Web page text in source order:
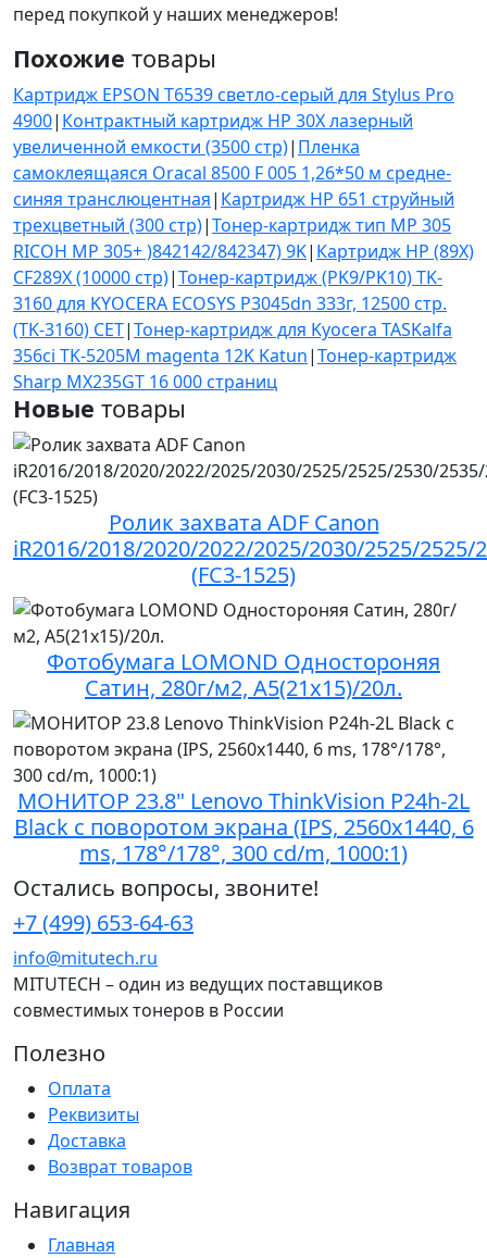
перед покупкой у наших менеджеров!
Похожие товары
Картридж EPSON T6539 светло-серый для Stylus Pro
4900| Контрактный картридж HP 30X лазерный
увеличенной емкости (3500 стр)| Пленка
самоклеящаяся Oracal 8500 F 005 1,26*50 м средне-
синяя транслюцентная| Картридж HP 651 струйный
трехцветный (300 стр)|Тонер-картридж тип MP 305
RICOH MP 305+ )842142/842347) 9K| Картридж HP (89X)
CF289X (10000 стр)|Тонер-картридж (PK9/PK10) TK-
3160 для KYOCERA ECOSYS P3045dn 333г, 12500 стр.
(TK-3160) CET|Тонер-картридж для Kyocera TASKalfa
356ci TK-5205M magenta 12K Katun|Тонер-картридж
Sharp MX235GT 16 000 страниц
Новые товары
Ролик захвата ADF Canon
iR2016/2018/2020/2022/2025/2030/2525/2525/
(FC3-1525)
Фотобумага LOMOND Одностороняя
Сатин, 280г/м2, A5(21x15)/20л.
МОНИТОР 23.8" Lenovo ThinkVision P24h-2L
Black c поворотом экрана (IPS, 2560x1440, 6
ms, 178°/178°, 300 cd/m, 1000:1)
Остались вопросы, звоните!
+7 (499) 653-64-63
info@mitutech.ru
MITUTECH – один из ведущих поставщиков
совместимых тонеров в России
Полезно
Оплата
Реквизиты
Доставка
Возврат товаров
Навигация
Главная